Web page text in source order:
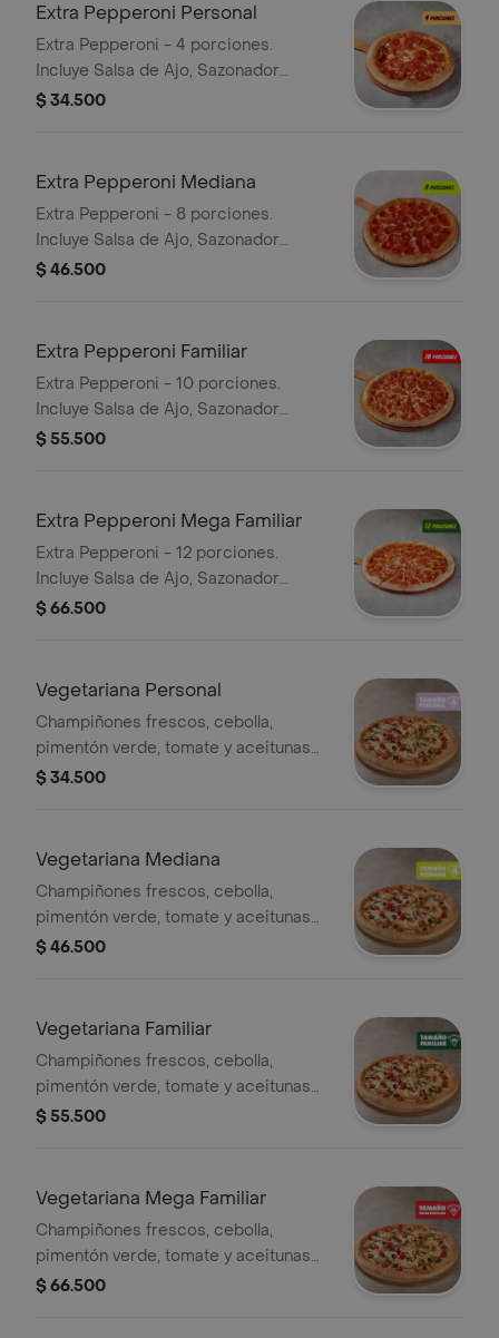
Extra Pepperoni Personal
Extra Pepperoni - 4 porciones.
Incluye Salsa de Ajo, Sazonador
Pimienta Roja y Pepperoncini.
$ 34.500
Extra Pepperoni Mediana
Extra Pepperoni - 8 porciones.
Incluye Salsa de Ajo, Sazonador
Pimienta Roja y Pepperoncini.
$ 46.500
Extra Pepperoni Familiar
Extra Pepperoni - 10 porciones.
Incluye Salsa de Ajo, Sazonador
Pimienta Roja y Pepperoncini.
$ 55.500
Extra Pepperoni Mega Familiar
Extra Pepperoni - 12 porciones.
Incluye Salsa de Ajo, Sazonador
Pimienta Roja y Pepperoncini.
$ 66.500
Vegetariana Personal
Champiñones frescos, cebolla,
pimentón verde, tomate y aceitunas
negras - 4 porciones. Incluye Salsa
$ 34.500
Vegetariana Mediana
Champiñones frescos, cebolla,
pimentón verde, tomate y aceitunas
negras - 8 porciones. Incluye Salsa
$ 46.500
Vegetariana Familiar
Champiñones frescos, cebolla,
pimentón verde, tomate y aceitunas
negras. - 10 porciones. Incluye Salsa
$ 55.500
Vegetariana Mega Familiar
Champiñones frescos, cebolla,
pimentón verde, tomate y aceitunas
negras. - 12 porciones. Incluye Salsa
$ 66.500